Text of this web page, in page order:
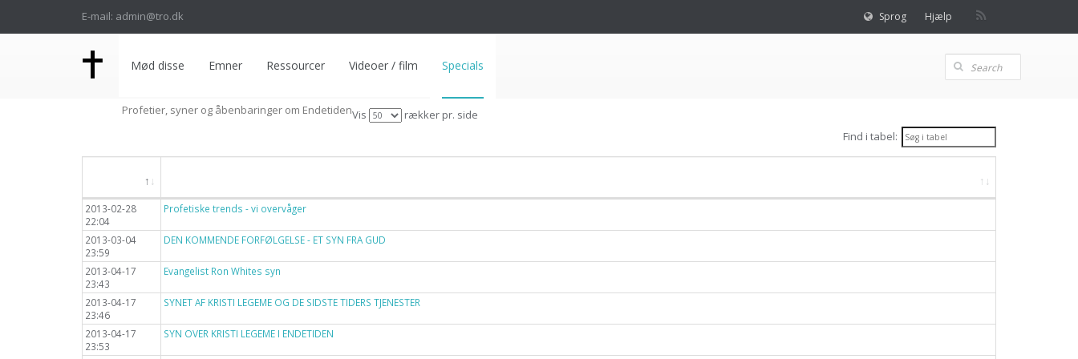
E-mail: admin@tro.dk Sprog Hjælp
Mød disse Emner Ressourcer Videoer / film Specials
Profetier, syner og åbenbaringer om EndetidenVis
rækker pr. side
Find i tabel:
2013-02-28
22:04
Profetiske trends - vi overvåger
2013-03-04
23:59
DEN KOMMENDE FORFØLGELSE - ET SYN FRA GUD
2013-04-17
23:43
Evangelist Ron Whites syn
2013-04-17
23:46
SYNET AF KRISTI LEGEME OG DE SIDSTE TIDERS TJENESTER
2013-04-17
23:53
SYN OVER KRISTI LEGEME I ENDETIDEN